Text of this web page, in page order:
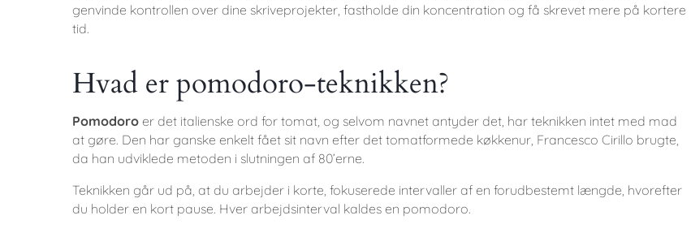
genvinde kontrollen over dine skriveprojekter, fastholde din koncentration og få skrevet mere på kortere
tid.
Hvad er pomodoro-teknikken?
Pomodoro er det italienske ord for tomat, og selvom navnet antyder det, har teknikken intet med mad
at gøre. Den har ganske enkelt fået sit navn efter det tomatformede køkkenur, Francesco Cirillo brugte,
da han udviklede metoden i slutningen af 80’erne.
Teknikken går ud på, at du arbejder i korte, fokuserede intervaller af en forudbestemt længde, hvorefter
du holder en kort pause. Hver arbejdsinterval kaldes en pomodoro.